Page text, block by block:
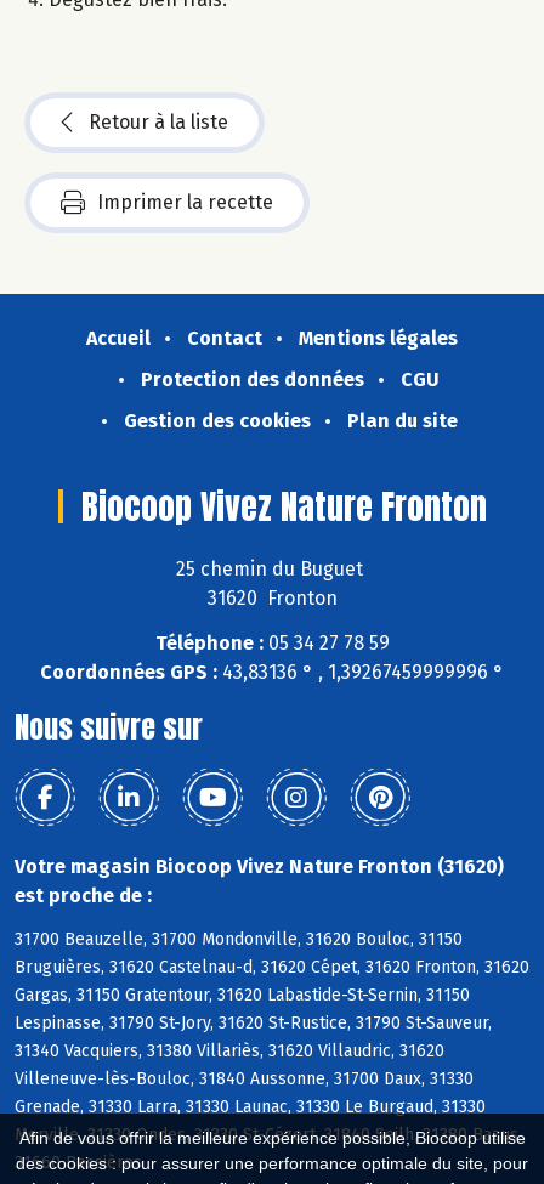
Afin de vous offrir la meilleure expérience possible, Biocoop utilise
des cookies : pour assurer une performance optimale du site, pour
Retour à la liste
Imprimer la recette
Accueil Contact
Mentions légales
Protection des données
CGU
Gestion des cookies
Plan du site
Biocoop Vivez Nature Fronton
25 chemin du Buguet
31620 Fronton
Téléphone :05 34 27 78 59
Coordonnées GPS : 43,83136 ° , 1,39267459999996 °
Nous suivre sur
Votre magasin Biocoop Vivez Nature Fronton (31620)
est proche de :
31700 Beauzelle, 31700 Mondonville, 31620 Bouloc, 31150
Bruguières, 31620 Castelnau-d, 31620 Cépet, 31620 Fronton, 31620
Gargas, 31150 Gratentour, 31620 Labastide-St-Sernin, 31150
Lespinasse, 31790 St-Jory, 31620 St-Rustice, 31790 St-Sauveur,
31340 Vacquiers, 31380 Villariès, 31620 Villaudric, 31620
Villeneuve-lès-Bouloc, 31840 Aussonne, 31700 Daux, 31330
Grenade, 31330 Larra, 31330 Launac, 31330 Le Burgaud, 31330
Merville, 31330 Ondes, 31330 St-Cézert, 31840 Seilh, 31380 Bazus,
31660 Bessières